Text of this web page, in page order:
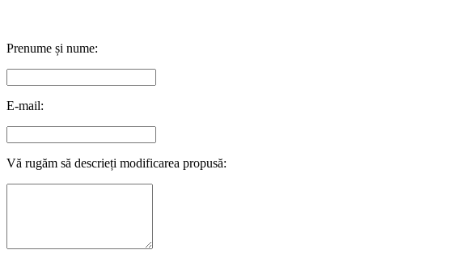
Prenume și nume:
E-mail:
Vă rugăm să descrieți modificarea propusă: